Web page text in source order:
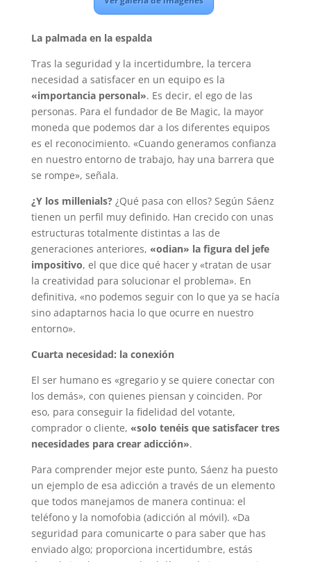
La palmada en la espalda
Tras la seguridad y la incertidumbre, la tercera
necesidad a satisfacer en un equipo es la
«importancia personal». Es decir, el ego de las
personas. Para el fundador de Be Magic, la mayor
moneda que podemos dar a los diferentes equipos
es el reconocimiento. «Cuando generamos confianza
en nuestro entorno de trabajo, hay una barrera que
se rompe», señala.
¿Y los millenials?¿Qué pasa con ellos? Según Sáenz
tienen un perfil muy definido. Han crecido con unas
estructuras totalmente distintas a las de
generaciones anteriores, «odian» la figura del jefe
impositivo, el que dice qué hacer y «tratan de usar
la creatividad para solucionar el problema». En
definitiva, «no podemos seguir con lo que ya se hacía
sino adaptarnos hacia lo que ocurre en nuestro
entorno».
Cuarta necesidad: la conexión
El ser humano es «gregario y se quiere conectar con
los demás», con quienes piensan y coinciden. Por
eso, para conseguir la fidelidad del votante,
comprador o cliente, «solo tenéis que satisfacer tres
necesidades para crear adicción».
Para comprender mejor este punto, Sáenz ha puesto
un ejemplo de esa adicción a través de un elemento
que todos manejamos de manera continua: el
teléfono y la nomofobia (adicción al móvil). «Da
seguridad para comunicarte o para saber que has
enviado algo; proporciona incertidumbre, estás